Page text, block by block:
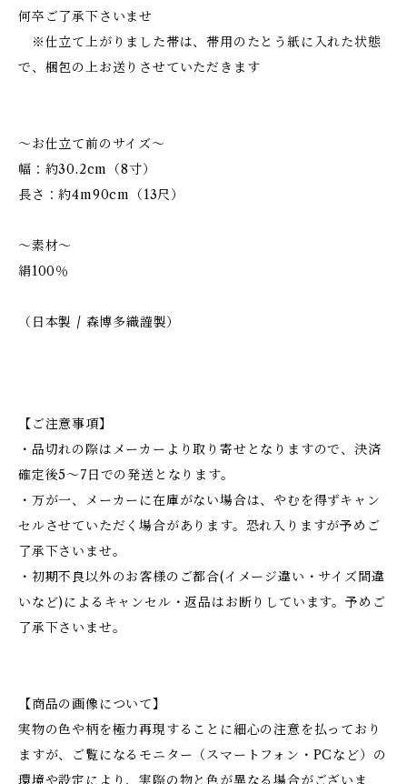
何卒ご了承下さいませ
※仕立て上がりました帯は、帯用のたとう紙に入れた状態
で、梱包の上お送りさせていただきます
～お仕立て前のサイズ～
幅：約30.2cm（8寸）
長さ：約4m90cm（13尺）
～素材～
絹100％
（日本製 / 森博多織謹製）
【ご注意事項】
・品切れの際はメーカーより取り寄せとなりますので、決済
確定後5～7日での発送となります。
・万が一、メーカーに在庫がない場合は、やむを得ずキャン
セルさせていただく場合があります。恐れ入りますが予めご
了承下さいませ。
・初期不良以外のお客様のご都合(イメージ違い・サイズ間違
いなど)によるキャンセル・返品はお断りしています。予めご
了承下さいませ。
【商品の画像について】
実物の色や柄を極力再現することに細心の注意を払っており
ますが、ご覧になるモニター（スマートフォン・PCなど）の
環境や設定により、実際の物と色が異なる場合がございま